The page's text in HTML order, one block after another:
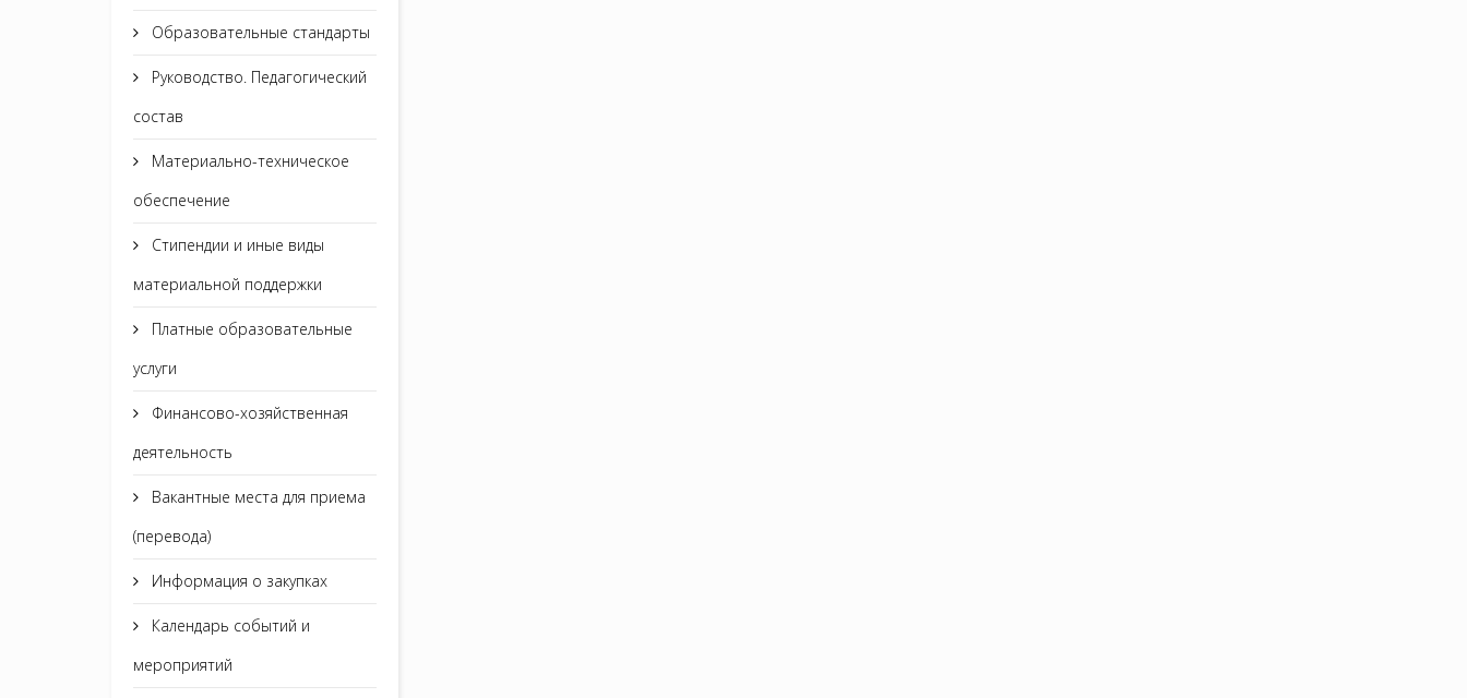
Образовательные стандарты
Руководство. Педагогический
состав
Материально-техническое
обеспечение
Стипендии и иные виды
материальной поддержки
Платные образовательные
услуги
Финансово-хозяйственная
деятельность
Вакантные места для приема
(перевода)
Информация о закупках
Календарь событий и
мероприятий